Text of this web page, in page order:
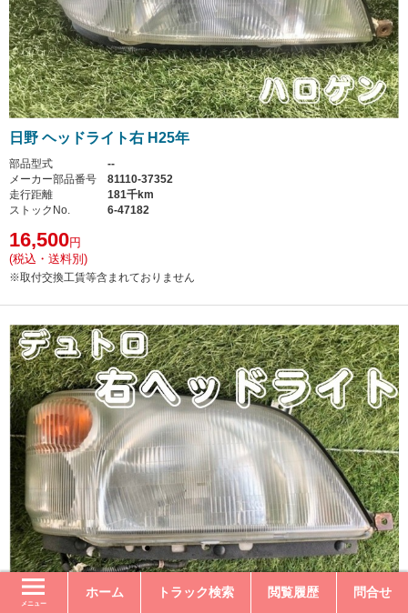
メニュー
ホーム トラック検索 閲覧履歴 問合せ
日野 ヘッドライト右 H25年
部品型式
--
メーカー部品番号
81110-37352
走行距離
181千km
ストックNo.
6-47182
16,500円
(税込・送料別)
※取付交換工賃等含まれておりません